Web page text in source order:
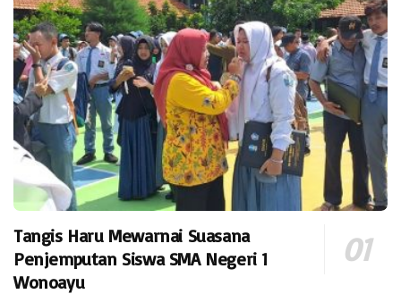
Tangis Haru Mewarnai Suasana
Penjemputan Siswa SMA Negeri 1
Wonoayu